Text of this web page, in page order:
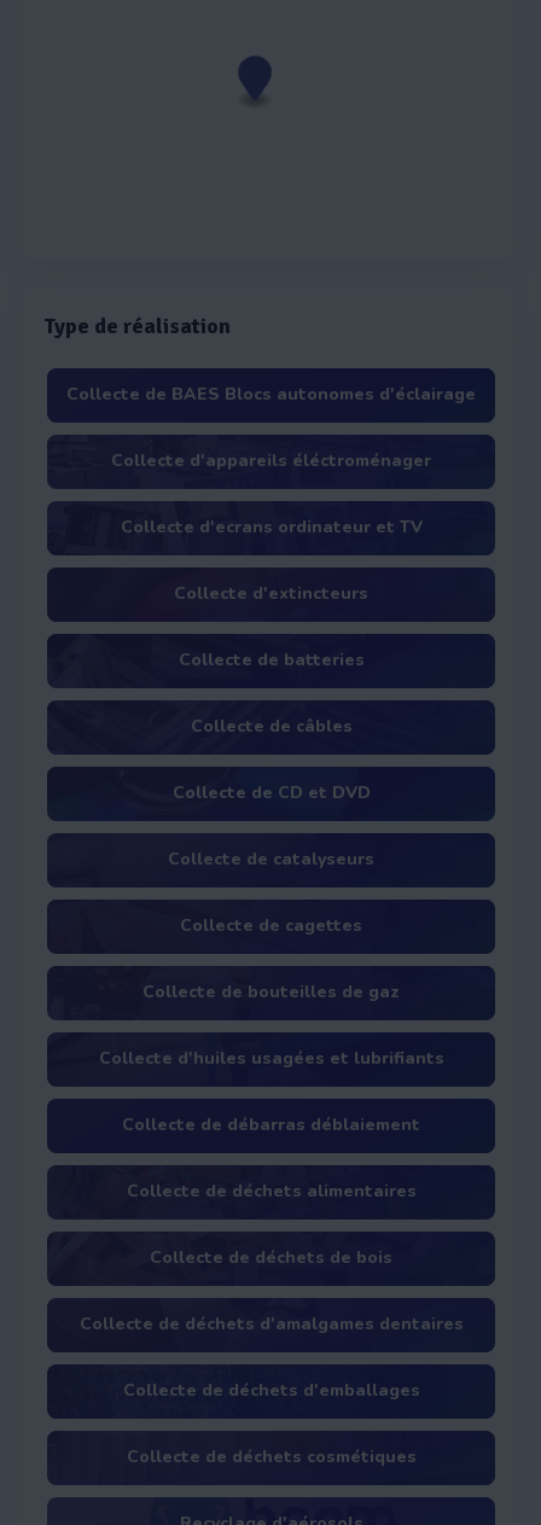
Type de réalisation
Collecte de BAES Blocs autonomes d'éclairage
Collecte d'appareils éléctroménager
Collecte d'ecrans ordinateur et TV
Collecte d'extincteurs
Collecte de batteries
Collecte de câbles
Collecte de CD et DVD
Collecte de catalyseurs
Collecte de cagettes
Collecte de bouteilles de gaz
Collecte d'huiles usagées et lubrifiants
Collecte de débarras déblaiement
Collecte de déchets alimentaires
Collecte de déchets de bois
Collecte de déchets d'amalgames dentaires
Collecte de déchets d'emballages
Collecte de déchets cosmétiques